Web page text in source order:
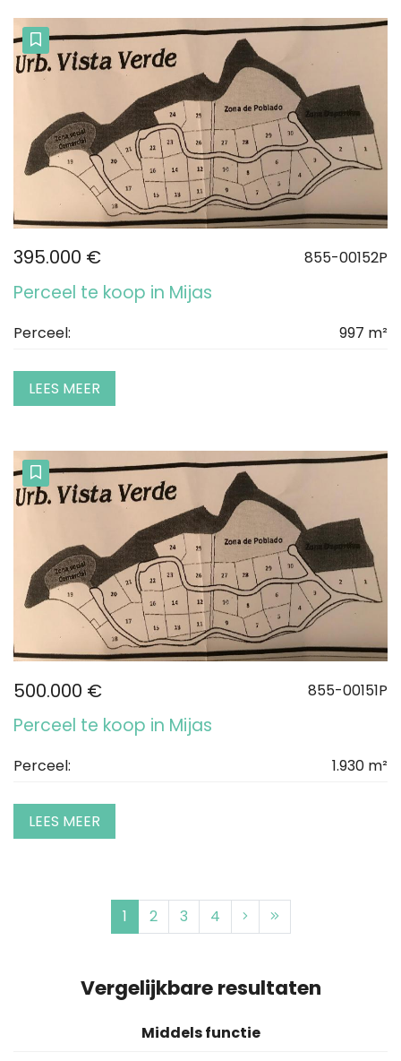
395.000 € 855-00152P
Perceel te koop in Mijas
Perceel: 997 m²
LEES MEER
500.000 € 855-00151P
Perceel te koop in Mijas
Perceel: 1.930 m²
LEES MEER
1 2 3 4
Vergelijkbare resultaten
Middels functie